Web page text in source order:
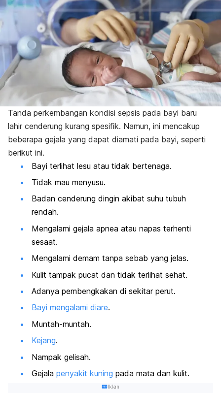
Tanda perkembangan kondisi sepsis pada bayi baru
lahir cenderung kurang spesifik. Namun, ini mencakup
beberapa gejala yang dapat diamati pada bayi, seperti
berikut ini.
Bayi terlihat lesu atau tidak bertenaga.
Tidak mau menyusu.
Badan cenderung dingin akibat suhu tubuh
rendah.
Mengalami gejala apnea atau napas terhenti
sesaat.
Mengalami demam tanpa sebab yang jelas.
Kulit tampak pucat dan tidak terlihat sehat.
Adanya pembengkakan di sekitar perut.
Bayi mengalami diare.
Muntah-muntah.
Kejang.
Nampak gelisah.
Gejala penyakit kuning pada mata dan kulit.
Iklan